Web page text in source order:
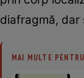
diafragmă, dar
MAI MULTE